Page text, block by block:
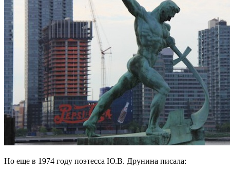
Но еще в 1974 году поэтесса Ю.В. Друнина писала: